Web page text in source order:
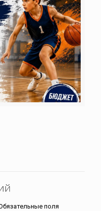
поля